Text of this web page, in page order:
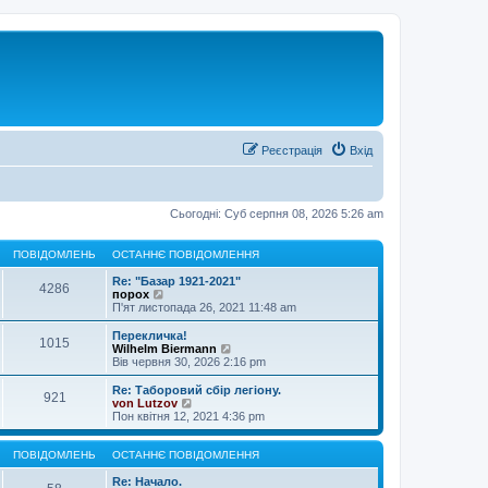
Вхід
Реєстрація
Сьогодні: Суб серпня 08, 2026 5:26 am
ПОВІДОМЛЕНЬ ОСТАННЄ ПОВІДОМЛЕННЯ
4286
Re: "Базар 1921-2021"
порох
е
р
е
г
л
у
т
и
о
с
т
П'ят листопада 26, 2021 11:48 am
1015
Перекличка!
Wilhelm Biermann
е
р
е
л
н
у
т
Вів червня 30, 2026 2:16 pm
921
Re: Таборовий сбір легіону.
von Lutzov
е
р
е
г
л
Пон квітня 12, 2021 4:36 pm
ПОВІДОМЛЕНЬ ОСТАННЄ ПОВІДОМЛЕННЯ
Re: Начало.